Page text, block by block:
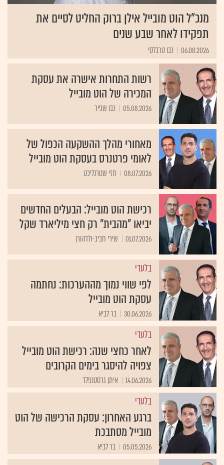
מנכ"ל הוט מובייל אילן ברוק החליט לסיים את
תפקידו לאחר שבע שנים
06.08.2026 נבו טרבלסי
רשות התחרות אישרה את עסקת
המכירה של הוט מובייל
05.08.2026 נבו שפיר
מאחורי מהלך ההשקעה הכפול של
לאומי פרטנרס בעסקת הוט מובייל
08.07.2026 חזי שטרנליכט
רכישת הוט מובייל: הבעלים החדשים
יביאו "מהבית" רק חצי מיליארד שקל
01.07.2026 שירי חביב-ולדהורן
בלעדי
לפי שווי נמוך מההערכות: נחתמה
עסקת הוט מובייל
30.06.2026 בר לביא
בלעדי
לאחר כחצי שנה: רכישת הוט מובייל
צפויה להיסגר בימים הקרובים
14.06.2026 איתן גרסטנפלד
בלעדי
ברגע האחרון: עסקת הרכישה של הוט
מובייל מסתבכת
05.05.2026 בר לביא